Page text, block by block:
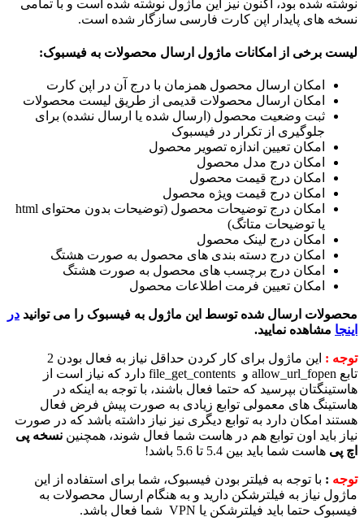
نوشته شده بود، اکنون نیز این ماژول نوشته شده است و با تمامی
نسخه های پایدار اپن کارت فارسی سازگار شده است.
لیست برخی از امکانات ماژول ارسال محصولات به فیسبوک:
امکان ارسال محصول همزمان با درج آن در اپن کارت
امکان ارسال محصولات قدیمی از طریق لیست محصولات
ثبت وضعیت محصول (ارسال شده یا ارسال نشده) برای
جلوگیری از تکرار در فیسبوک
امکان تعیین اندازه تصویر محصول
امکان درج مدل محصول
امکان درج قیمت محصول
امکان درج قیمت ویژه محصول
امکان درج توضیحات محصول (توضیحات بدون محتوای html
یا توضیحات متاتگ)
امکان درج لینک محصول
امکان درج دسته بندی های محصول به صورت هشتگ
امکان درج برچسب های محصول به صورت هشتگ
امکان تعیین فرمت اطلاعات محصول
محصولات ارسال شده توسط این ماژول به فیسبوک را می توانید در
اینجا مشاهده نمایید.
توجه :
این ماژول برای کار کردن حداقل نیاز به فعال بودن 2
تابع allow_url_fopen و file_get_contents دارد که نیاز است از
هاستینگتان بپرسید که حتما فعال باشند، با توجه به اینکه در
هاستینگ های معمولی توابع زیادی به صورت پیش فرض فعال
هستند امکان دارد به توابع دیگری نیز نیاز داشته باشد که در صورت
نیاز باید اون توابع هم در هاست شما فعال شوند، همچنین نسخه پی
اچ پی هاست شما باید بین 5.4 تا 5.6 باشد!
توجه : با توجه به فیلتر بودن فیسبوک، شما برای استفاده از این
ماژول نیاز به فیلترشکن دارید و به هنگام ارسال محصولات به
فیسبوک حتما باید فیلترشکن یا VPN شما فعال باشد.